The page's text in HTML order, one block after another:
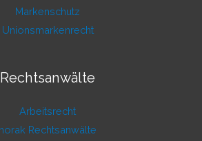
Markenschutz
Unionsmarkenrecht
Rechtsanwälte
Arbeitsrecht
horak Rechtsanwälte